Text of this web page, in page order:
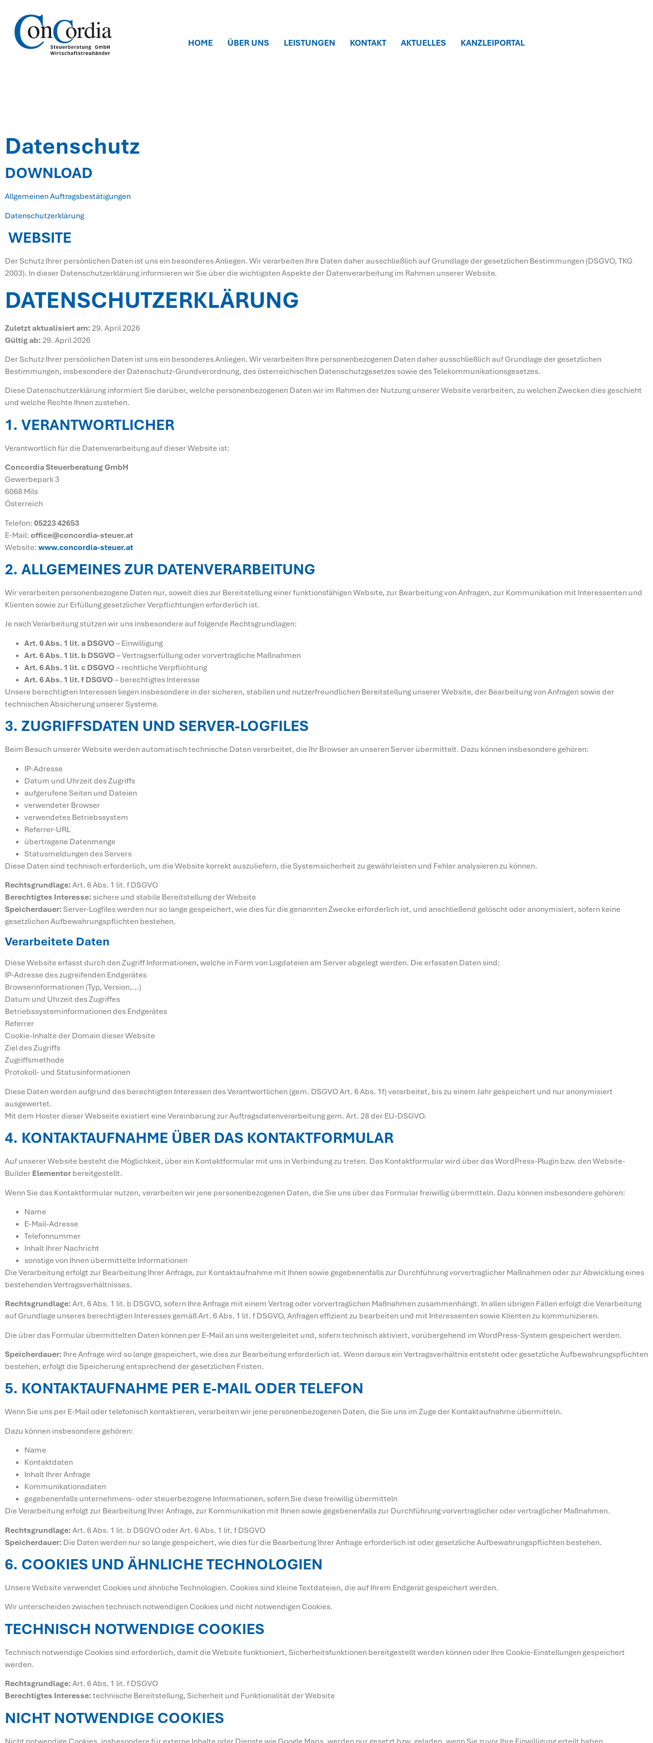
HOME ÜBER UNS LEISTUNGEN KONTAKT AKTUELLES KANZLEIPORTAL
Datenschutz
Datenschutz
DOWNLOAD
Allgemeinen Auftragsbestätigungen
Datenschutzerklärung
WEBSITE
Der Schutz Ihrer persönlichen Daten ist uns ein besonderes Anliegen. Wir verarbeiten Ihre Daten daher ausschließlich auf Grundlage der gesetzlichen Bestimmungen (DSGVO, TKG
2003). In dieser Datenschutzerklärung informieren wir Sie über die wichtigsten Aspekte der Datenverarbeitung im Rahmen unserer Website.
DATENSCHUTZERKLÄRUNG
Zuletzt aktualisiert am:29. April 2026
Gültig ab:29. April 2026
Der Schutz Ihrer persönlichen Daten ist uns ein besonderes Anliegen. Wir verarbeiten Ihre personenbezogenen Daten daher ausschließlich auf Grundlage der gesetzlichen
Bestimmungen, insbesondere der Datenschutz-Grundverordnung, des österreichischen Datenschutzgesetzes sowie des Telekommunikationsgesetzes.
Diese Datenschutzerklärung informiert Sie darüber, welche personenbezogenen Daten wir im Rahmen der Nutzung unserer Website verarbeiten, zu welchen Zwecken dies geschieht
und welche Rechte Ihnen zustehen.
1. VERANTWORTLICHER
Verantwortlich für die Datenverarbeitung auf dieser Website ist:
Concordia Steuerberatung GmbH
Gewerbepark 3
6068 Mils
Österreich
Telefon:05223 42653
E-Mail:office@concordia-steuer.at
Website:www.concordia-steuer.at
2. ALLGEMEINES ZUR DATENVERARBEITUNG
Wir verarbeiten personenbezogene Daten nur, soweit dies zur Bereitstellung einer funktionsfähigen Website, zur Bearbeitung von Anfragen, zur Kommunikation mit Interessenten und
Klienten sowie zur Erfüllung gesetzlicher Verpflichtungen erforderlich ist.
Je nach Verarbeitung stützen wir uns insbesondere auf folgende Rechtsgrundlagen:
Art. 6 Abs. 1 lit. a DSGVO– Einwilligung
Art. 6 Abs. 1 lit. b DSGVO– Vertragserfüllung oder vorvertragliche Maßnahmen
Art. 6 Abs. 1 lit. c DSGVO– rechtliche Verpflichtung
Art. 6 Abs. 1 lit. f DSGVO– berechtigtes Interesse
Unsere berechtigten Interessen liegen insbesondere in der sicheren, stabilen und nutzerfreundlichen Bereitstellung unserer Website, der Bearbeitung von Anfragen sowie der
technischen Absicherung unserer Systeme.
3. ZUGRIFFSDATEN UND SERVER-LOGFILES
Beim Besuch unserer Website werden automatisch technische Daten verarbeitet, die Ihr Browser an unseren Server übermittelt. Dazu können insbesondere gehören:
IP-Adresse
Datum und Uhrzeit des Zugriffs
aufgerufene Seiten und Dateien
verwendeter Browser
verwendetes Betriebssystem
Referrer-URL
übertragene Datenmenge
Statusmeldungen des Servers
Diese Daten sind technisch erforderlich, um die Website korrekt auszuliefern, die Systemsicherheit zu gewährleisten und Fehler analysieren zu können.
Rechtsgrundlage:Art. 6 Abs. 1 lit. f DSGVO
Berechtigtes Interesse: sichere und stabile Bereitstellung der Website
Speicherdauer:Server-Logfiles werden nur so lange gespeichert, wie dies für die genannten Zwecke erforderlich ist, und anschließend gelöscht oder anonymisiert, sofern keine
gesetzlichen Aufbewahrungspflichten bestehen.
Verarbeitete Daten
Diese Website erfasst durch den Zugriff Informationen, welche in Form von Logdateien am Server abgelegt werden. Die erfassten Daten sind:
IP-Adresse des zugreifenden Endgerätes
Browserinformationen (Typ, Version,…)
Datum und Uhrzeit des Zugriffes
Betriebssysteminformationen des Endgerätes
Referrer
Cookie-Inhalte der Domain dieser Website
Ziel des Zugriffs
Zugriffsmethode
Protokoll- und Statusinformationen
Diese Daten werden aufgrund des berechtigten Interessen des Verantwortlichen (gem. DSGVO Art. 6 Abs. 1f) verarbeitet, bis zu einem Jahr gespeichert und nur anonymisiert
ausgewertet.
Mit dem Hoster dieser Webseite existiert eine Vereinbarung zur Auftragsdatenverarbeitung gem. Art. 28 der EU-DSGVO.
4. KONTAKTAUFNAHME ÜBER DAS KONTAKTFORMULAR
Auf unserer Website besteht die Möglichkeit, über ein Kontaktformular mit uns in Verbindung zu treten. Das Kontaktformular wird über das WordPress-Plugin bzw. den Website-
BuilderElementorbereitgestellt.
Wenn Sie das Kontaktformular nutzen, verarbeiten wir jene personenbezogenen Daten, die Sie uns über das Formular freiwillig übermitteln. Dazu können insbesondere gehören:
Name
E-Mail-Adresse
Telefonnummer
Inhalt Ihrer Nachricht
sonstige von Ihnen übermittelte Informationen
Die Verarbeitung erfolgt zur Bearbeitung Ihrer Anfrage, zur Kontaktaufnahme mit Ihnen sowie gegebenenfalls zur Durchführung vorvertraglicher Maßnahmen oder zur Abwicklung eines
bestehenden Vertragsverhältnisses.
Rechtsgrundlage:Art. 6 Abs. 1 lit. b DSGVO, sofern Ihre Anfrage mit einem Vertrag oder vorvertraglichen Maßnahmen zusammenhängt. In allen übrigen Fällen erfolgt die Verarbeitung
auf Grundlage unseres berechtigten Interesses gemäß Art. 6 Abs. 1 lit. f DSGVO, Anfragen effizient zu bearbeiten und mit Interessenten sowie Klienten zu kommunizieren.
Die über das Formular übermittelten Daten können per E-Mail an uns weitergeleitet und, sofern technisch aktiviert, vorübergehend im WordPress-System gespeichert werden.
Speicherdauer: Ihre Anfrage wird so lange gespeichert, wie dies zur Bearbeitung erforderlich ist. Wenn daraus ein Vertragsverhältnis entsteht oder gesetzliche Aufbewahrungspflichten
bestehen, erfolgt die Speicherung entsprechend der gesetzlichen Fristen.
5. KONTAKTAUFNAHME PER E-MAIL ODER TELEFON
Wenn Sie uns per E-Mail oder telefonisch kontaktieren, verarbeiten wir jene personenbezogenen Daten, die Sie uns im Zuge der Kontaktaufnahme übermitteln.
Dazu können insbesondere gehören:
Name
Kontaktdaten
Inhalt Ihrer Anfrage
Kommunikationsdaten
gegebenenfalls unternehmens- oder steuerbezogene Informationen, sofern Sie diese freiwillig übermitteln
Die Verarbeitung erfolgt zur Bearbeitung Ihrer Anfrage, zur Kommunikation mit Ihnen sowie gegebenenfalls zur Durchführung vorvertraglicher oder vertraglicher Maßnahmen.
Rechtsgrundlage:Art. 6 Abs. 1 lit. b DSGVO oder Art. 6 Abs. 1 lit. f DSGVO
Speicherdauer: Die Daten werden nur so lange gespeichert, wie dies für die Bearbeitung Ihrer Anfrage erforderlich ist oder gesetzliche Aufbewahrungspflichten bestehen.
6. COOKIES UND ÄHNLICHE TECHNOLOGIEN
Unsere Website verwendet Cookies und ähnliche Technologien. Cookies sind kleine Textdateien, die auf Ihrem Endgerät gespeichert werden.
Wir unterscheiden zwischen technisch notwendigen Cookies und nicht notwendigen Cookies.
TECHNISCH NOTWENDIGE COOKIES
Technisch notwendige Cookies sind erforderlich, damit die Website funktioniert, Sicherheitsfunktionen bereitgestellt werden können oder Ihre Cookie-Einstellungen gespeichert
werden.
Rechtsgrundlage:Art. 6 Abs. 1 lit. f DSGVO
Berechtigtes Interesse:technische Bereitstellung, Sicherheit und Funktionalität der Website
NICHT NOTWENDIGE COOKIES